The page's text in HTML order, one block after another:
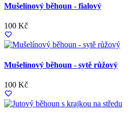
Mušelínový běhoun - fialový
100 Kč
Mušelínový běhoun - sytě růžový
100 Kč